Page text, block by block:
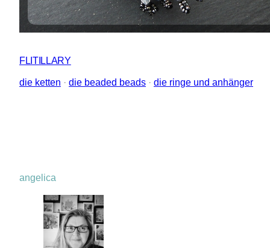
FLITILLARY
die ketten · die beaded beads · die ringe und anhänger
angelica